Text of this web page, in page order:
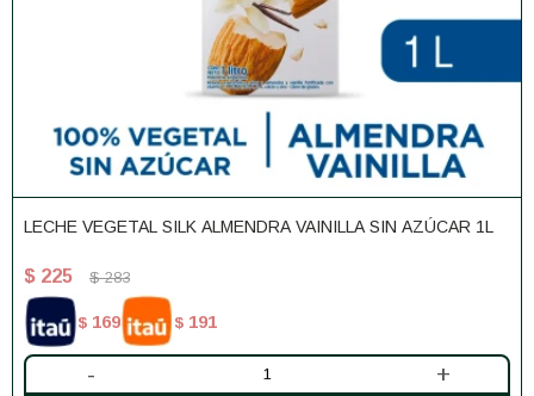
LECHE VEGETAL SILK ALMENDRA VAINILLA SIN AZÚCAR 1L
$ 225 $ 283
$ 169 $ 191
- +